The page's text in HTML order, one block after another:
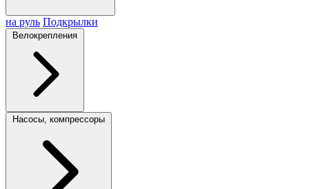
на руль Подкрылки
Велокрепления
Насосы, компрессоры